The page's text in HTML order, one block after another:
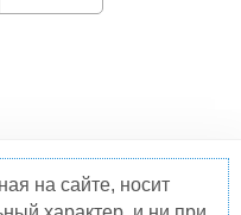
на сайте, носит